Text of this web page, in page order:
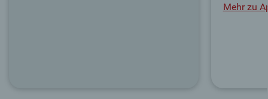
Mehr zu